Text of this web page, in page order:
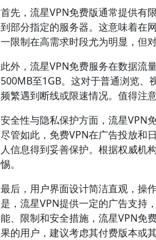
首先，流星VPN免费版通常提供有
到部分指定的服务器。这意味着在
一限制在高需求时段尤为明显，但
此外，流星VPN免费服务在数据流
500MB至1GB。这对于普通浏览、
频繁遇到断线或限速情况。值得注
安全性与隐私保护方面，流星VPN
尽管如此，免费VPN在广告投放和
人信息得到妥善保护。根据权威机
惕。
最后，用户界面设计简洁直观，操
是，流星VPN提供一定的广告支持
能、限制和安全措施，流星VPN免
果的用户，建议考虑其付费版本或